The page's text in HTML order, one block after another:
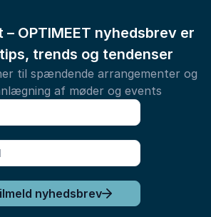
OPTIMEET nyhedsbrev er
trends og tendenser
til spændende arrangementer og
af møder og events
nyhedsbrev